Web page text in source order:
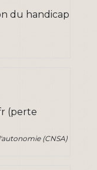
du handicap
(perte
(CNSA)